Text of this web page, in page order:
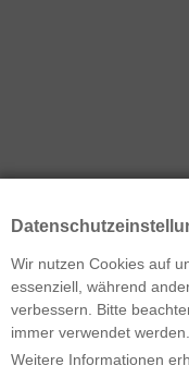
Wir nutzen Cookies auf
essenziell, während
verbessern. Bitte
immer verwendet werden.
Weitere Informationen